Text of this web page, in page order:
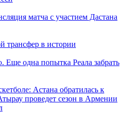
матча с участием Дастана
трансфер в истории
Еще одна попытка Реала забрать
Астана обратилась к
проведет сезон в Армении